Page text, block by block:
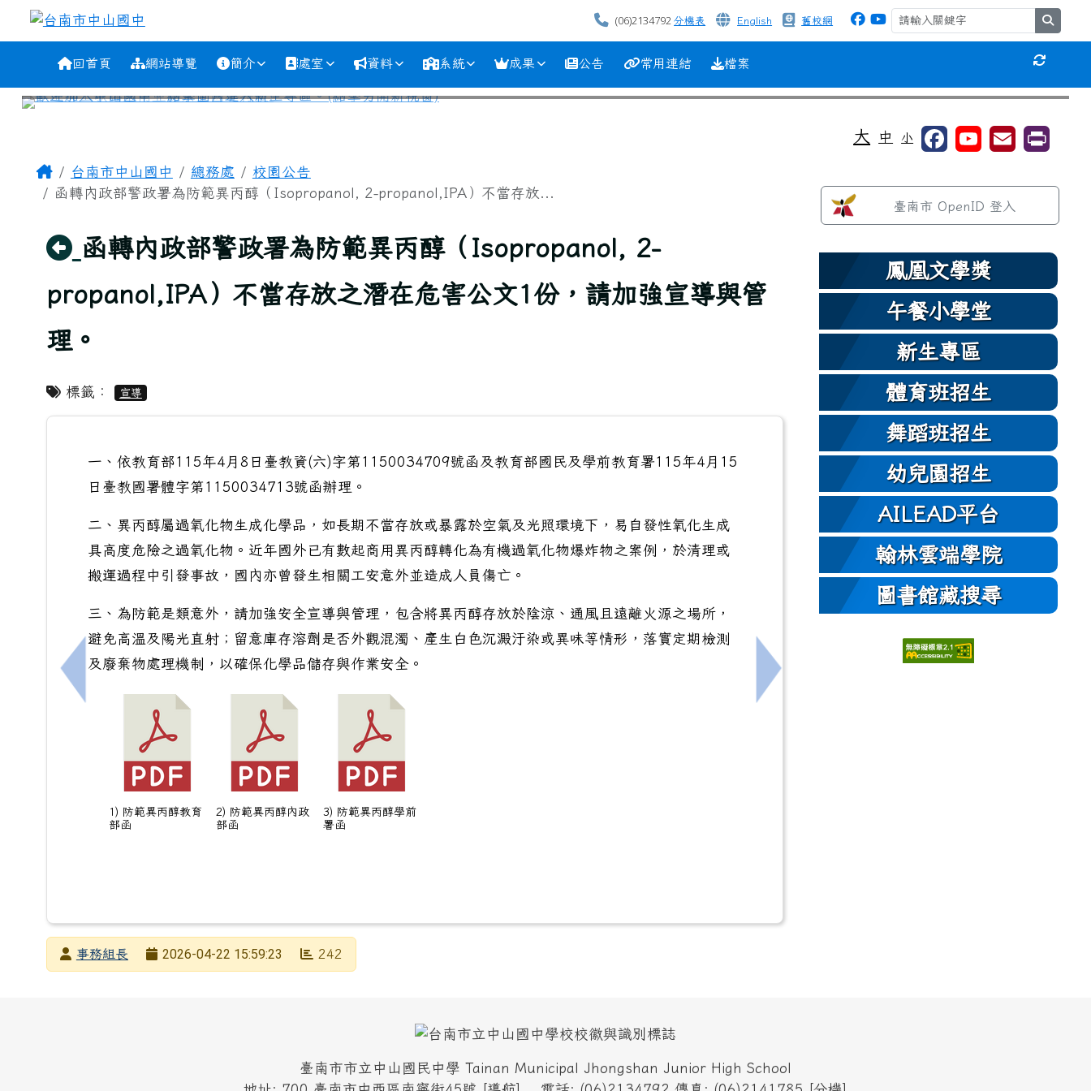
跳至主內容區
台南市中山國中 (06)2134792分機表 English 舊校網
導覽列回首頁 網站導覽 簡介 處室 資料 系統 成果 公告 常用連結 檔案 重新取得
⏸
大 中 小
主內容區域
Home台南市中山國中 總務處
校園公告
函轉內政部警政署為防範異丙醇（Isopropanol, 2-propanol,IPA）不當存放...
回上頁
函轉內政部警政署為防範異丙醇（Isopropanol, 2-
propanol,IPA）不當存放之潛在危害公文1份，請加強宣導與管
理。
標籤： 宣導
上一筆：函轉臺南市客家文化會館已於今（115）年3月8日正式重新開放一案
一、依教育部115年4月8日臺教資(六)字第1150034709號函及教育部國民及學前教育署115年4月15
日臺教國署體字第1150034713號函辦理。
二、異丙醇屬過氧化物生成化學品，如長期不當存放或暴露於空氣及光照環境下，易自發性氧化生成
具高度危險之過氧化物。近年國外已有數起商用異丙醇轉化為有機過氧化物爆炸物之案例，於清理或
搬運過程中引發事故，國內亦曾發生相關工安意外並造成人員傷亡。
三、為防範是類意外，請加強安全宣導與管理，包含將異丙醇存放於陰涼、通風且遠離火源之場所，
避免高溫及陽光直射；留意庫存溶劑是否外觀混濁、產生白色沉澱汙染或異味等情形，落實定期檢測
及廢棄物處理機制，以確保化學品儲存與作業安全。
1) 防範異丙醇教育
部函
2) 防範異丙醇內政
部函
3) 防範異丙醇學前
署函
下一筆：轉知115年度採購專業人員基礎訓練班第
發布者事務組長
2026-04-22 15:59:23 242
左邊區域內容
臺南市 OpenID 登入
鳳凰文學獎
午餐小學堂
新生專區
體育班招生
舞蹈班招生
幼兒園招生
AILEAD平台
翰林雲端學院
圖書館藏搜尋
頁尾區域
臺南市市立中山國民中學 Tainan Municipal Jhongshan Junior High School